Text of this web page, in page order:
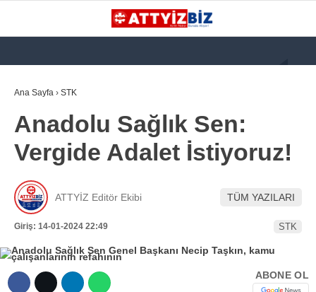
KATEGORİLER
GÜNDEM
KPSS
ATT
PARAMEDİK (AABT)
STK
Ana Sayfa › STK
Anadolu Sağlık Sen:
Vergide Adalet İstiyoruz!
ATTYİZ Editör Ekibi TÜM YAZILARI
Giriş: 14-01-2024 22:49 STK
ABONE OL